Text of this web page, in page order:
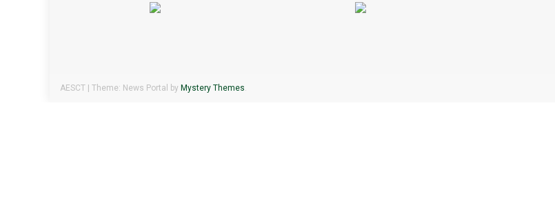
AESCT Theme: News Portal by Mystery Themes.